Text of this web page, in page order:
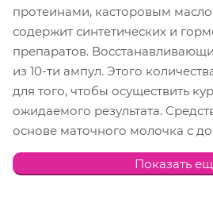
протеинами, касторовым
содержит синтетических и
препаратов.
из 10-ти ампул. Этого
для того, чтобы осуществить
ожидаемого результата.
основе маточного молочка с
камфары. Идеальный тандем
позволяет витаминизировать
Показать